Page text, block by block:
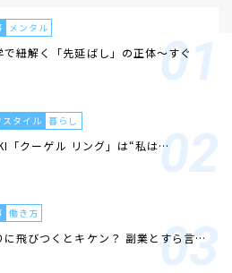
メンタル
で紐解く「先延ばし」の正体〜すぐ
スタイル 暮らし
「クーゲル リング」は“私は…
働き方
に飛びつくとキケン？ 副業とすら言…